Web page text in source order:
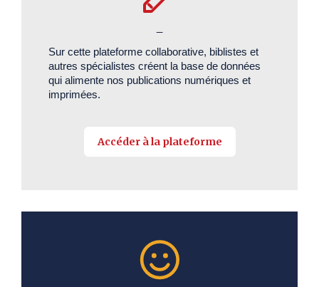
Sur cette plateforme collaborative, biblistes et
autres spécialistes créent la base de données
qui alimente nos publications numériques et
imprimées.
Accéder à la plateforme